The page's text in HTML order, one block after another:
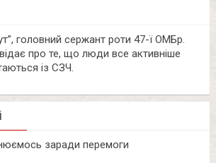
головний сержант роти 47-ї ОМБр.
про те, що люди все активніше
із СЗЧ.
заради перемоги